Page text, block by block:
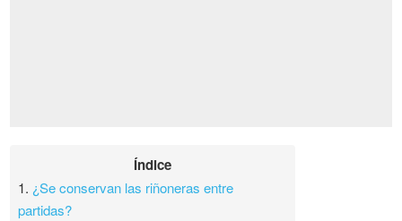
Índice
1. ¿Se conservan las riñoneras entre
partidas?